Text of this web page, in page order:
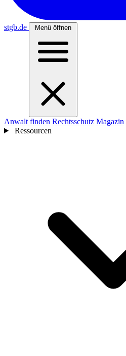
stgb.de Menü öffnen
Anwalt finden Rechtsschutz Magazin
Ressourcen